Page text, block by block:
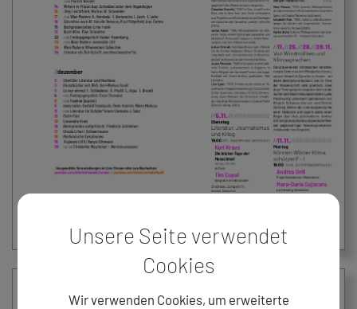
Unsere Seite verwendet
Cookies
Wir verwenden Cookies, um erweiterte